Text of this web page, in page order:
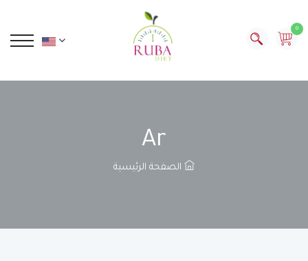
0
Ar
الصفحة الرئيسية